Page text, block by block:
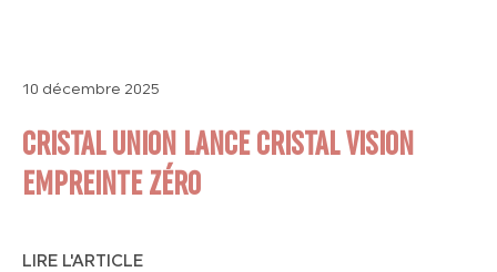
10 décembre 2025
CRISTAL UNION LANCE CRISTAL VISION
EMPREINTE ZÉRO
LIRE L'ARTICLE